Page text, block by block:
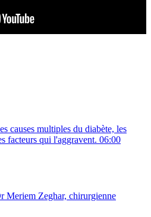
causes multiples du diabète, les
facteurs qui l'aggravent. 06:00
Meriem Zeghar, chirurgienne